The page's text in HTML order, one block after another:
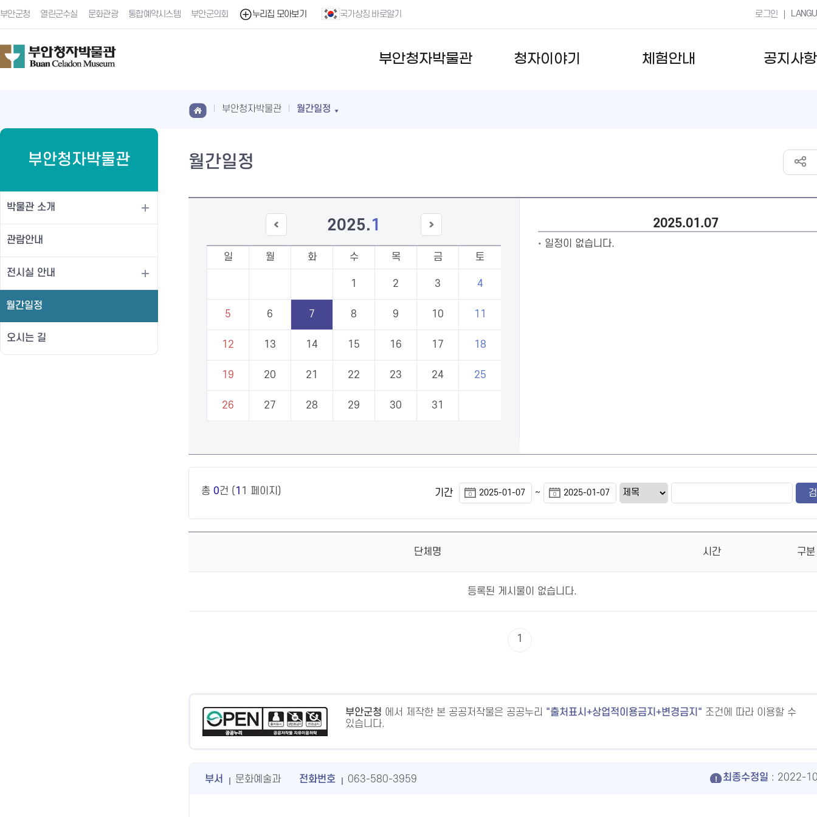
부안군청 열린군수실 문화관광 통합예약시스템 부안군의회 누리집 모아보기 국가상징 바로알기 로그인
부안청자박물관 청자이야기 체험안내 공지사항
부안청자박물관
박물관 소개
관람안내
전시실 안내
월간일정
오시는 길
부안청자박물관 월간일정
월간일정
2025.1
달
달
일 월 화 수 목 금 토
1 2 3 4
5 6 7 8 9 10 11
12 13 14 15 16 17 18
19 20 21 22 23 24 25
26 27 28 29 30 31
2025.01.07
일정이 없습니다.
총 0건 ( 1 1 페이지) 기간 ~
단체명 시간 구분
등록된 게시물이 없습니다.
1
부안군청 에서 제작한 본 공공저작물은 공공누리 출처표시+상업적이용금지+변경금지
조건에 따라 이용할 수
있습니다.
부서 문화예술과 전화번호 063-580-3959 최종수정일 : 2022-